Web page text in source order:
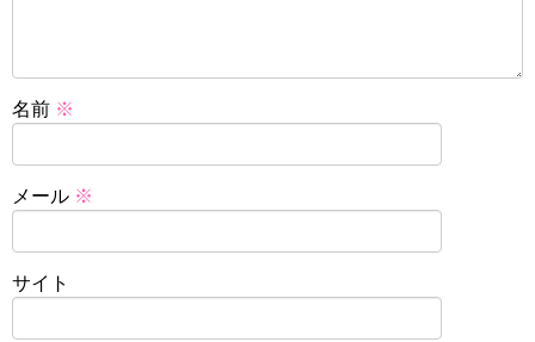
名前 ※
メール ※
サイト